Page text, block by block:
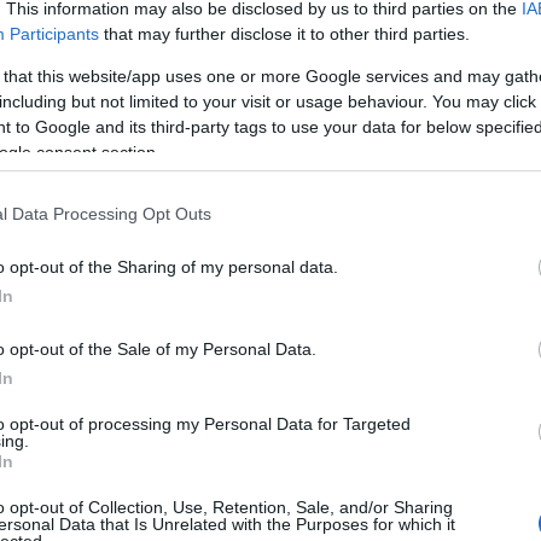
This information may also be disclosed by us to third parties on the
Participants that may further disclose it to other third parties.
that this website/app uses one or more Google services and may
but not limited to your visit or usage behaviour. You may
to Google and its third-party tags to use your data for below
consent section.
Data Processing Opt Outs
opt-out of the Sharing of my personal data.
opt-out of the Sale of my Personal Data.
opt-out of processing my Personal Data for Targeted
opt-out of Collection, Use, Retention, Sale, and/or Sharing
Data that Is Unrelated with the Purposes for which it
film
Ferch); Otto Günsche, Hitler szárnysegédje (Götz Otto); Hermann
(Thomas Kretschmann); valamint a 12 éves Peter Kranz (Donevan
keveredik a háborúba. Mindnyájan érdekes, figyelemre méltó
színészi játékkal tesznek valóságossá. Mellettük még számos aprócska
a Berlinben zajló pusztítást:gyilkosok és áldozatok, gyávák és
és lényegtelen hatalmasságok.